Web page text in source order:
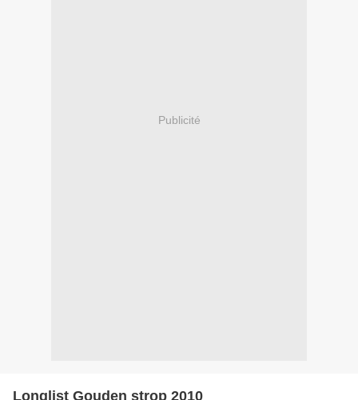
Publicité
Longlist Gouden strop 2010